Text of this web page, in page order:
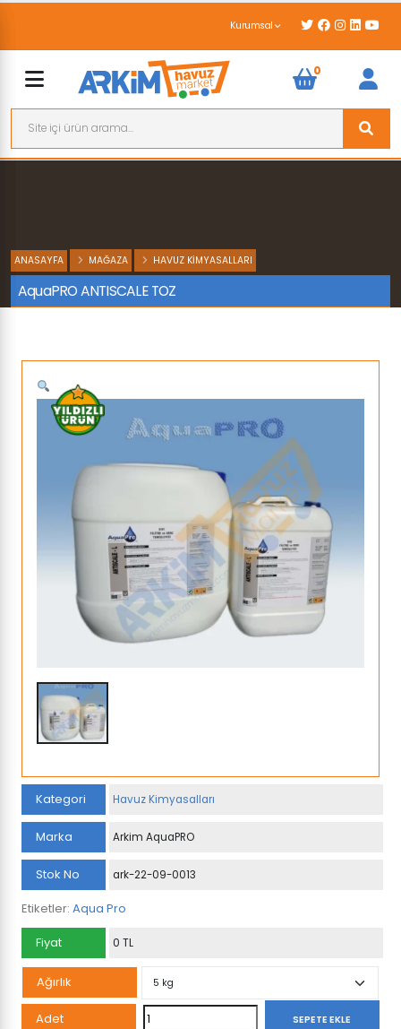
Kurumsal
0
ANASAYFA MAĞAZA HAVUZ KIMYASALLARI
AquaPRO ANTISCALE TOZ
Kategori Havuz Kimyasalları
Marka Arkim AquaPRO
Stok No ark-22-09-0013
Etiketler: Aqua Pro
Fiyat
0 TL
Ağırlık
Adet
AquaPRO
SEPETE EKLE